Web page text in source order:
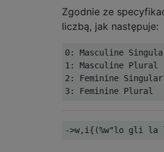
Zgodnie ze
liczbą, jak następuje:
0: Masculine
1: Masculine Plural
2: Feminine Singular